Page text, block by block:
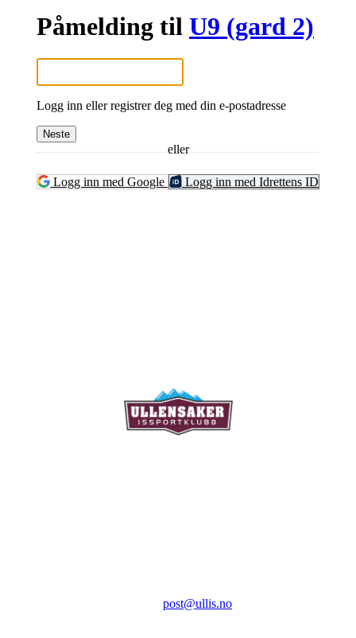
Påmelding til U9 (gard 2)
Logg inn eller registrer deg med din e-postadresse
Neste
eller
Logg inn med Google Logg inn med Idrettens ID
post@ullis.no